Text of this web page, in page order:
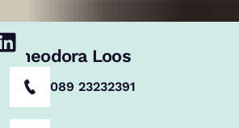
Theodora Loos
089 23232391